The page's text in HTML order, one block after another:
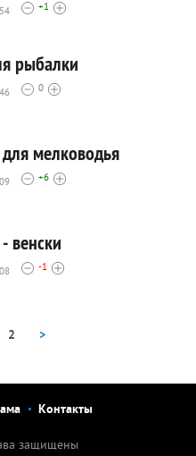
+1
рыбалки
0
мелководья
+6
венски
-1
2 >
Контакты
защищены